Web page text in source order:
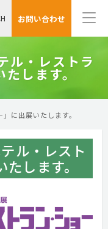
お問い合わせ
ル・レストラ
します。
に出展いたします。
ル・レスト
します。